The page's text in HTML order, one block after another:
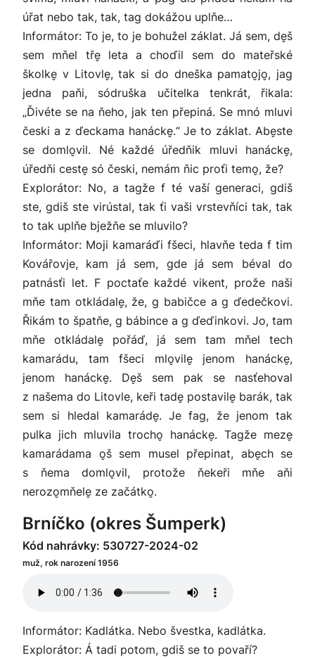
úřat nebo tak, tak, tag dokážou uplňe…
Informátor: To je, to je bohužel záklat. Já sem, de̬š
sem mňel tře̬ leta a choďil sem do mateřské
školke̬ v Litovle̬, tak si do dneška pamato̬jo̬, jag
jedna paňi, sódruška učitelka tenkrát, řikala:
„Ďivéte se na ňeho, jak ten přepiná. Se mnó mluvi
česki a z ďeckama hanácke̬.“ Je to záklat. Abe̬ste
se domlo̬vil. Né každé úředňik mluvi hanácke̬,
úředňi ceste̬ só česki, nemám ňic proťi temo̬, že?
Explorátor: No, a tagže f té vaší generaci, gdiš
ste, gdiš ste virústal, tak ťi vaši vrstevňíci tak, tak
to tak uplňe bježňe se mluvilo?
Informátor: Moji kamaráďi fšeci, hlavňe teda f tim
Kovářovje, kam já sem, gde já sem béval do
patnásťi let. F poctaťe každé vikent, prože naši
mňe tam otkládale̬, že, g babičce a g ďedečkovi.
Řikám to špatňe, g bábince a g ďeďinkovi. Jo, tam
mňe otkládale̬ pořáď, já sem tam mňel tech
kamarádu, tam fšeci mlo̬vile̬ jenom hanácke̬,
jenom hanácke̬. De̬š sem pak se nasťehoval
z našema do Litovle, keři tade̬ postavile̬ barák, tak
sem si hledal kamaráde̬. Je fag, že jenom tak
pulka jich mluvila trocho̬ hanácke̬. Tagže meze̬
kamarádama o̬š sem musel přepinat, abe̬ch se
s ňema domlo̬vil, protože ňekeři mňe aňi
nerozo̬mňele̬ ze začátko̬.
Brníčko (okres Šumperk)
Kód nahrávky: 530727-2024-02
muž, rok narození 1956
Informátor: Kadlátka. Nebo švestka, kadlátka.
Explorátor: Á tadi potom, gdiš se to povaří?